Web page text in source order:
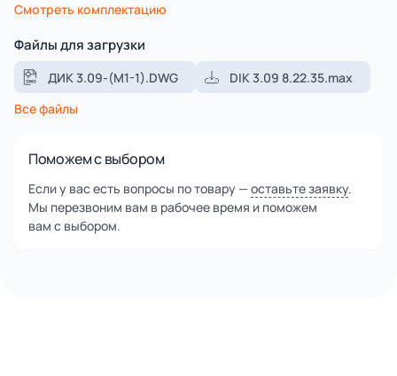
Смотреть комплектацию
Файлы для загрузки
ДИК 3.09-(М1-1).DWG
DIK 3.09 8.22.35.max
Все файлы
Поможем с выбором
Если у вас есть вопросы по товару — оставьте заявку.
Мы перезвоним вам в рабочее время и поможем
вам с выбором.